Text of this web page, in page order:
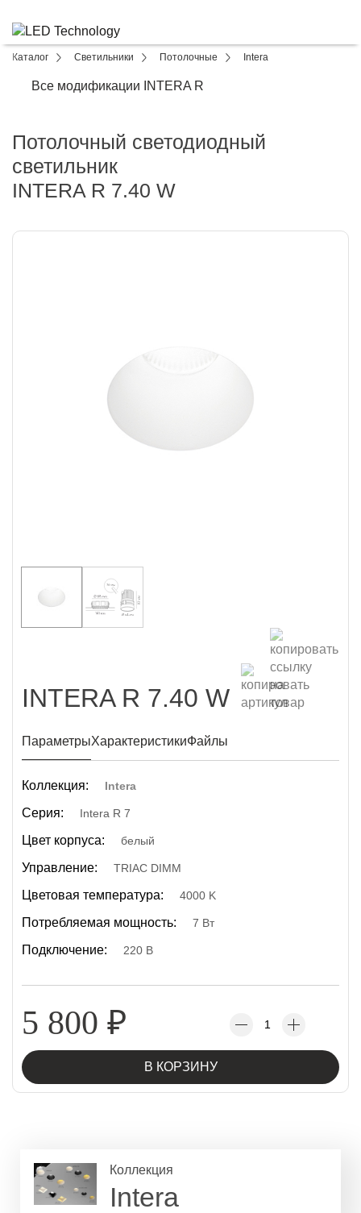
Каталог Светильники Потолочные Intera
Все модификации INTERA R
Потолочный светодиодный
светильник
INTERA R 7.40 W
INTERA R 7.40 W
ПараметрыХарактеристикиФайлы
Коллекция: Intera
Серия: Intera R 7
Цвет корпуса: белый
Управление: TRIAC DIMM
Цветовая температура: 4000 K
Потребляемая мощность: 7 Вт
Подключение: 220 В
5 800 ₽
В КОРЗИНУ
Коллекция
Intera